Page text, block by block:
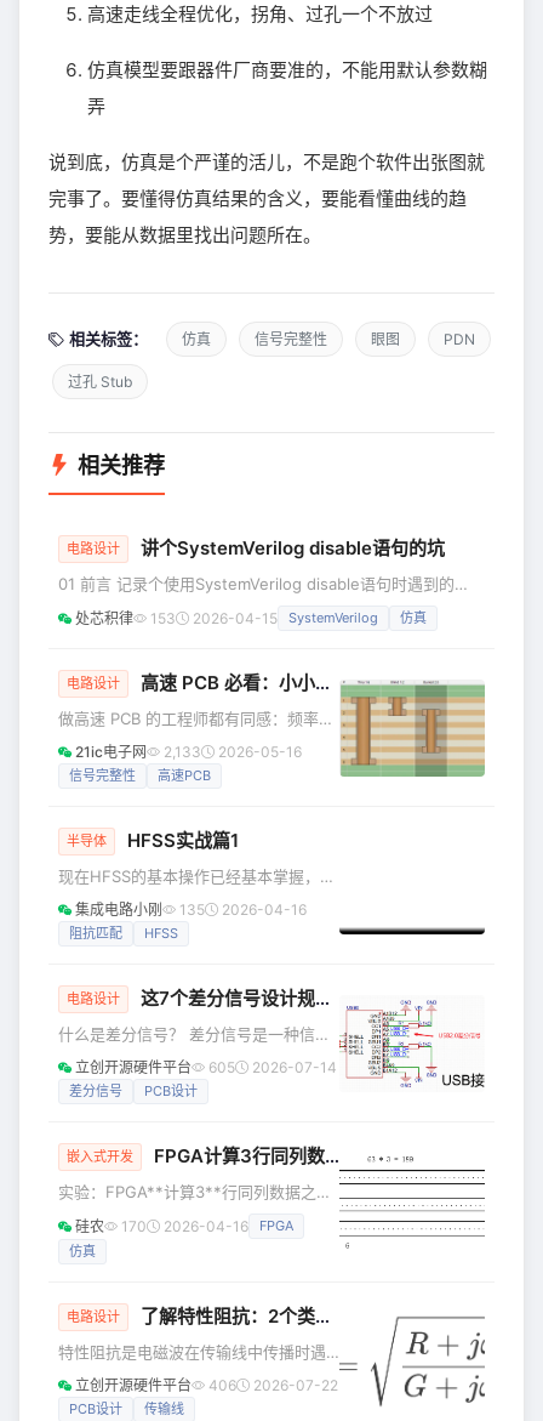
高速走线全程优化，拐角、过孔一个不放过
仿真模型要跟器件厂商要准的，不能用默认参数糊
弄
说到底，仿真是个严谨的活儿，不是跑个软件出张图就
完事了。要懂得仿真结果的含义，要能看懂曲线的趋
势，要能从数据里找出问题所在。
相关标签： 仿真 信号完整性 眼图 PDN
过孔 Stub
相关推荐
电路设计 讲个SystemVerilog disable语句的坑
01 前言 记录个使用SystemVerilog disable语句时遇到的
坑，这个坑有点反直觉，以至于我当时有点不信，觉得可能是
EDA仿真工具的问题。后来查看了SystemVerilog手册和使用
SystemVerilog disable block_name或task时，会把
hierarchy一致的block_name或task的线程都停掉。 02
处芯积律 153 2026-04-15 SystemVerilog 仿真
电路设计 高速 PCB 必看：小小过孔，竟决定信号生死！
做高速 PCB 的工程师都有同感：频率越
高、速率越快，越容易栽在不起眼的小
细节上。其中最容易被忽略、却最致命
EMI 辐射，直接毁掉信号完整性，让整
天用最通俗的话，把过孔对高速 PCB 的
影响讲透，看完就能落地优化。 一、先
搞懂：PCB 上的过孔到底分几种？ 多层
21ic电子网 2,133 2026-05-16
信号完整性 高速PCB
半导体 HFSS实战篇1
现在HFSS的基本操作已经基本掌握，现
在要进行实战了。 准备好了吗？？？小
可爱们 目标设计一个谐振频率在2GHz
导体边界面 建立介质层（注意材料要自
口（注意阻抗匹配） 由于阻抗匹配要考
虑线宽，所以要先用网上在线工具计算
相应的线宽 图中的板子参数要根据自己
集成电路小刚 135 2026-04-16
阻抗匹配 HFSS
电路设计 这7个差分信号设计规则，老工程师都知道！你对了几条？
什么是差分信号？ 差分信号是一种信号
传输技术，区别于传统的一根信号线一
根地线的做法，差分传输在两根数据线
这两根线上传输的信号就是差分信号，
分走线。 那么，差分信号的优点有哪
些？PCB设计要求有哪些？ 差分信号的5
个优点 1.抗干扰能力强 共模干扰抑制：
力，因
立创开源硬件平台 605 2026-07-14
差分信号 PCB设计
嵌入式开发 FPGA计算3行同列数据之和
实验：FPGA**计算3**行同列数据之和
实验要求：PC机通过串口发送3行数据
（一行有56个数据，3行共有56*3=168
上位机。 实现方法：使用两个FIFO IP
Core，将串口接收到的数据进行缓存，
当第一个FIFO1的数据存满后，将FIFO1
的数据读出来给FIFO2，当FIFO2的数据
存满时，当前两个FIFO的数据和
硅农 170 2026-04-16
FPGA
仿真
电路设计 了解特性阻抗：2个类型，6个作用
特性阻抗是电磁波在传输线中传播时遇
到的阻抗，反映了信号传输的质量和效
率。在PCB设计中，控制特性阻抗对确
立创开源硬件平台 406 2026-07-22
PCB设计 传输线